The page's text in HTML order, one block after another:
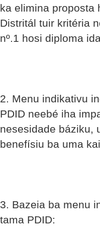
ka elimina proposta
Distritál tuir kritéria
nº.1 hosi diploma
2. Menu indikativu
PDID neebé iha
nesesidade báziku,
benefísiu ba uma
3. Bazeia ba menu
tama PDID: